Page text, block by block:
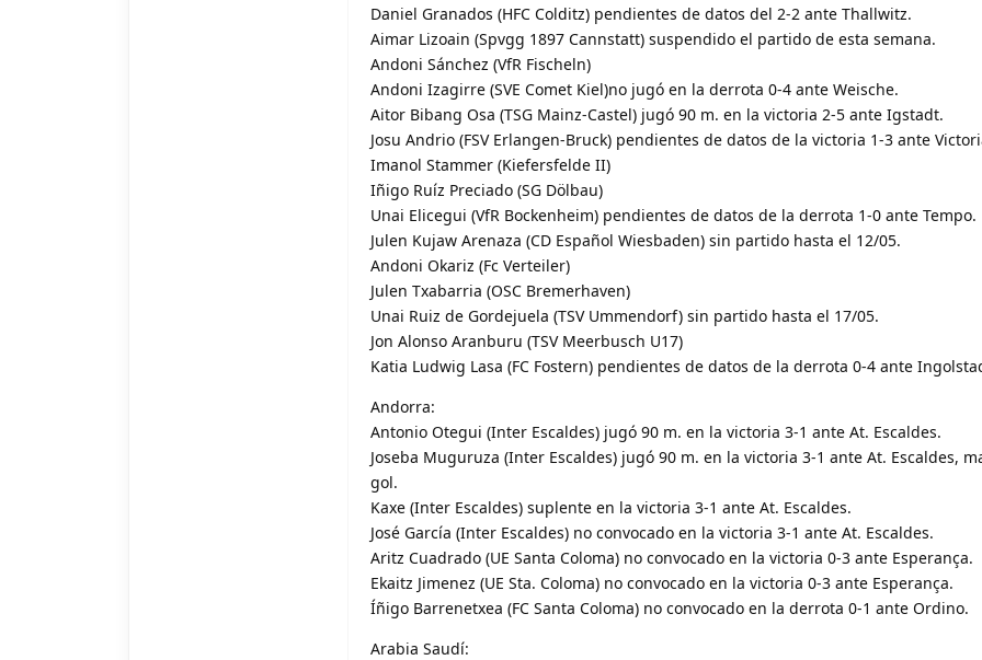
Daniel Granados (HFC Colditz) pendientes de datos del 2-2 ante Thallwitz.
Aimar Lizoain (Spvgg 1897 Cannstatt) suspendido el partido de esta semana.
Andoni Sánchez (VfR Fischeln)
Andoni Izagirre (SVE Comet Kiel)no jugó en la derrota 0-4 ante Weische.
Aitor Bibang Osa (TSG Mainz-Castel) jugó 90 m. en la victoria 2-5 ante Igstadt.
Josu Andrio (FSV Erlangen-Bruck) pendientes de datos de la victoria 1-3 ante
Imanol Stammer (Kiefersfelde II)
Iñigo Ruíz Preciado (SG Dölbau)
Unai Elicegui (VfR Bockenheim) pendientes de datos de la derrota 1-0 ante Tempo.
Julen Kujaw Arenaza (CD Español Wiesbaden) sin partido hasta el 12/05.
Andoni Okariz (Fc Verteiler)
Julen Txabarria (OSC Bremerhaven)
Unai Ruiz de Gordejuela (TSV Ummendorf) sin partido hasta el 17/05.
Jon Alonso Aranburu (TSV Meerbusch U17)
Katia Ludwig Lasa (FC Fostern) pendientes de datos de la derrota 0-4 ante
Andorra:
Antonio Otegui (Inter Escaldes) jugó 90 m. en la victoria 3-1 ante At. Escaldes.
Joseba Muguruza (Inter Escaldes) jugó 90 m. en la victoria 3-1 ante At. Escaldes,
gol.
Kaxe (Inter Escaldes) suplente en la victoria 3-1 ante At. Escaldes.
José García (Inter Escaldes) no convocado en la victoria 3-1 ante At. Escaldes.
Aritz Cuadrado (UE Santa Coloma) no convocado en la victoria 0-3 ante Esperança.
Ekaitz Jimenez (UE Sta. Coloma) no convocado en la victoria 0-3 ante Esperança.
Íñigo Barrenetxea (FC Santa Coloma) no convocado en la derrota 0-1 ante Ordino.
Arabia Saudí: